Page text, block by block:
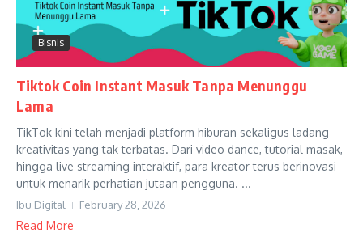
Bisnis
Tiktok Coin Instant Masuk Tanpa Menunggu
Lama
TikTok kini telah menjadi platform hiburan sekaligus ladang
kreativitas yang tak terbatas. Dari video dance, tutorial masak,
hingga live streaming interaktif, para kreator terus berinovasi
untuk menarik perhatian jutaan pengguna. ...
Ibu Digital February 28, 2026
Read More